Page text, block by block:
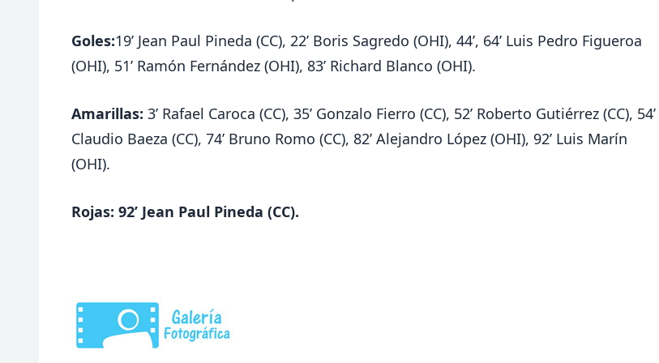
Goles:19’ Jean Paul Pineda (CC), 22’ Boris Sagredo (OHI), 44’, 64’ Luis Pedro Figueroa
(OHI), 51’ Ramón Fernández (OHI), 83’ Richard Blanco (OHI).
Amarillas: 3’ Rafael Caroca (CC), 35’ Gonzalo Fierro (CC), 52’ Roberto Gutiérrez (CC), 54’
Claudio Baeza (CC), 74’ Bruno Romo (CC), 82’ Alejandro López (OHI), 92’ Luis Marín
(OHI).
Rojas: 92’ Jean Paul Pineda (CC).